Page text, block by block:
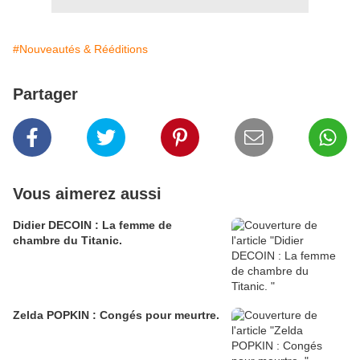
#Nouveautés & Rééditions
Partager
Vous aimerez aussi
Didier DECOIN : La femme de
chambre du Titanic.
Zelda POPKIN : Congés pour meurtre.